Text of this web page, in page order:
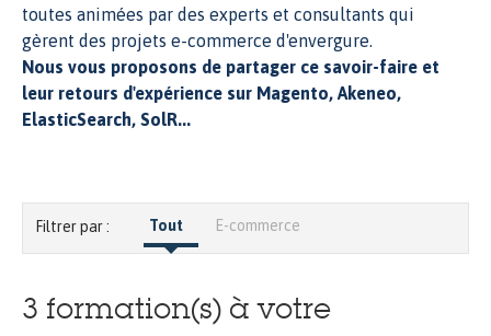
toutes animées par des experts et consultants qui
gèrent des projets e-commerce d'envergure.
Nous vous proposons de partager ce savoir-faire et
leur retours d'expérience sur Magento, Akeneo,
ElasticSearch, SolR...
Filtrer par : Tout E-commerce
3 formation(s) à votre